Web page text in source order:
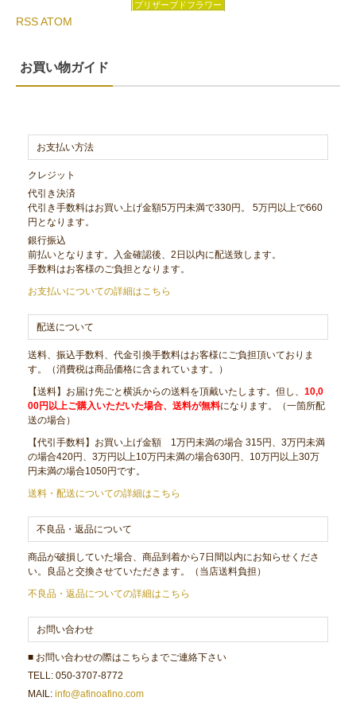
プリザーブドフラワー
RSSATOM
お買い物ガイド
お支払い方法
クレジット
代引き決済
代引き手数料はお買い上げ金額5万円未満で330円。 5万円以上で660
円となります。
銀行振込
前払いとなります。入金確認後、2日以内に配送致します。
手数料はお客様のご負担となります。
お支払いについての詳細はこちら
配送について
送料、振込手数料、代金引換手数料はお客様にご負担頂いておりま
す。（消費税は商品価格に含まれています。）
【送料】お届け先ごと横浜からの送料を頂戴いたします。但し、10,0
00円以上ご購入いただいた場合、送料が無料になります。（一箇所配
送の場合）
【代引手数料】お買い上げ金額 1万円未満の場合 315円、3万円未満
の場合420円、3万円以上10万円未満の場合630円、10万円以上30万
円未満の場合1050円です。
送料・配送についての詳細はこちら
不良品・返品について
商品が破損していた場合、商品到着から7日間以内にお知らせくださ
い。良品と交換させていただきます。（当店送料負担）
不良品・返品についての詳細はこちら
お問い合わせ
■ お問い合わせの際はこちらまでご連絡下さい
TELL: 050-3707-8772
MAIL:info@afinoafino.com